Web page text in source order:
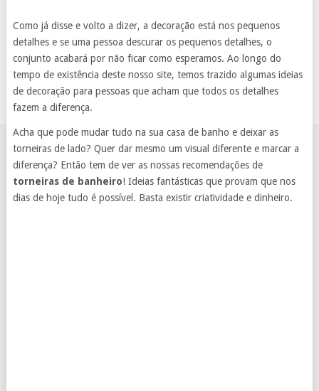
Como já disse e volto a dizer, a decoração está nos pequenos
detalhes e se uma pessoa descurar os pequenos detalhes, o
conjunto acabará por não ficar como esperamos. Ao longo do
tempo de existência deste nosso site, temos trazido algumas ideias
de decoração para pessoas que acham que todos os detalhes
fazem a diferença.
Acha que pode mudar tudo na sua casa de banho e deixar as
torneiras de lado? Quer dar mesmo um visual diferente e marcar a
diferença? Então tem de ver as nossas recomendações de
torneiras de banheiro! Ideias fantásticas que provam que nos
dias de hoje tudo é possível. Basta existir criatividade e dinheiro.